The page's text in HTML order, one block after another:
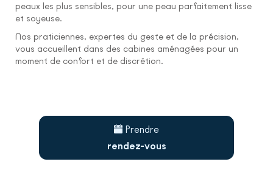
peaux les plus sensibles, pour une peau parfaitement lisse
et soyeuse.
Nos praticiennes, expertes du geste et de la précision,
vous accueillent dans des cabines aménagées pour un
moment de confort et de discrétion.
Prendre
rendez-vous